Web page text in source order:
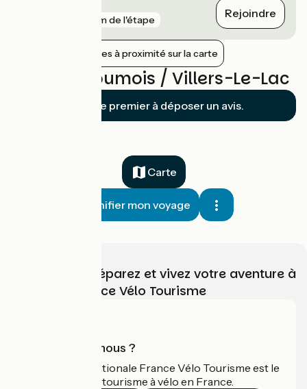
65 m de l'étape Rejoindre
Afficher les gares à proximité sur la carte
Avis sur Goumois / Villers-Le-Lac
Soyez le premier à déposer un avis.
Carte
Planifier mon voyage
Choisissez, préparez et vivez votre aventure à
vélo avec France Vélo Tourisme
Qui sommes-nous ?
L'association nationale France Vélo Tourisme est le
guide officiel du tourisme à vélo en France.